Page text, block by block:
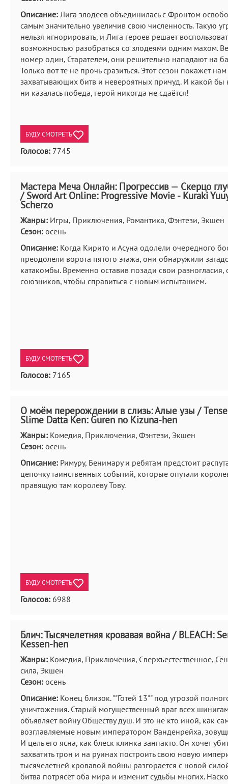
Описание: Лига злодеев объединилась с Фронтом
самым значительно увеличив свою численность. Такую
нельзя игнорировать, и Лига героев решает
возможностью разобраться со злодеями одним махом.
номер один, Старателем, они решительно нападают на
Только вот те не прочь сразиться. Этот сезон покажет
захватывающих битв и невероятных причуд. И какой
ни казалась победа, герой никогда не сдаётся!
БУДУ СМОТРЕТЬ
Голосов: 7745
Мастера Меча Онлайн: Прогрессив — Скерцо
/ Sword Art Online: Progressive Movie - Kuraki
Scherzo
Жанры: Игры, Приключения, Романтика, Фэнтези, Экшен
Сезон: осень
Описание: Когда Кирито и Асуна одолели очередного
преодолели ворота пятого этажа, они обнаружили
катакомбы. Временно оставив позади свои
союзников, чтобы справиться с новым испытанием.
БУДУ СМОТРЕТЬ
Голосов: 7165
О моём перерождении в слизь: Алые узы /
Slime Datta Ken: Guren no Kizuna-hen
Жанры: Комедия, Приключения, Фэнтези, Экшен
Сезон: осень
Описание: Римуру, Бенимару и ребятам предстоит
цепочку таинственных событий, которые опутали
правящую там королеву Тову.
БУДУ СМОТРЕТЬ
Голосов: 6988
Блич: Тысячелетняя кровавая война / BLEACH:
Kessen-hen
Жанры: Комедия, Приключения, Сверхъестественное,
сила, Экшен
Сезон: осень
Описание: Конец близок. ""Готей 13"" под угрозой
уничтожения. Старый могущественный враг всех
объявляет войну Обществу душ. И это не кто иной, как
возглавляемые новым императором Ванденрейха,
И цель его ясна, как блеск клинка занпакто. Он хочет
захватить трон и на руинах построить свою новую
тысячелетней кровавой войны разгорается с новой
битва потрясёт оба мира и изменит судьбы многих.